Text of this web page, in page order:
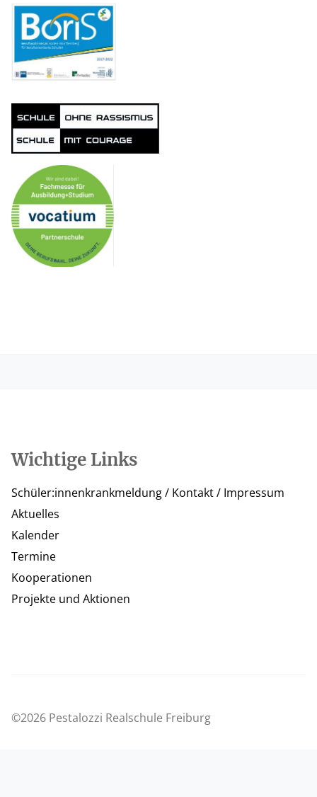
Wichtige Links
Schüler:innenkrankmeldung / Kontakt / Impressum
Aktuelles
Kalender
Termine
Kooperationen
Projekte und Aktionen
©2026 Pestalozzi Realschule Freiburg